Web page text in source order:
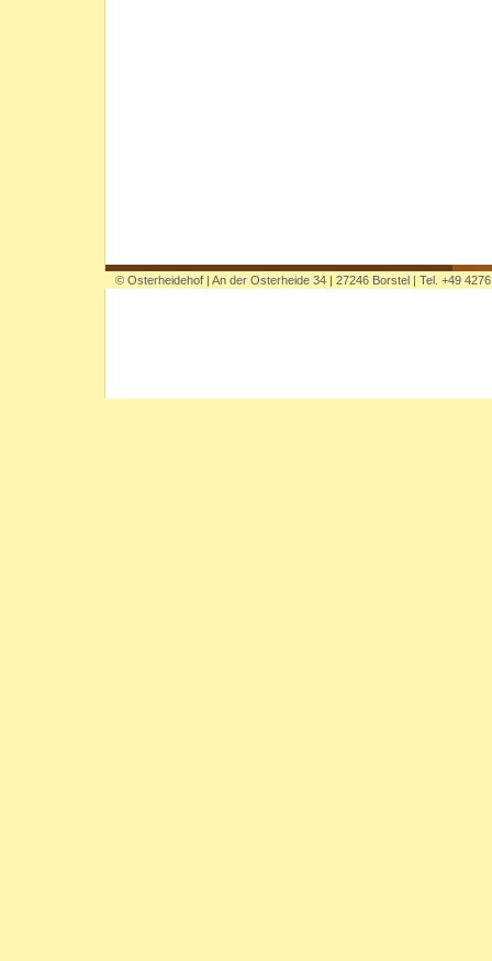
© Osterheidehof | An der Osterheide 34 | 27246 Borstel | Tel. +49